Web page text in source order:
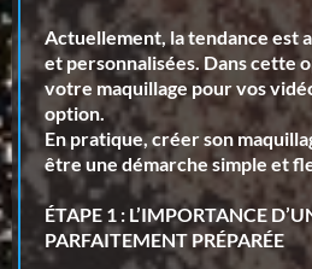
Actuellement, la tendance est
et personnalisées. Dans cette
votre maquillage pour vos
option.
En pratique, créer son
être unedémarche simple et
ÉTAPE 1 : L’IMPORTANCE
PARFAITEMENT PRÉPARÉE